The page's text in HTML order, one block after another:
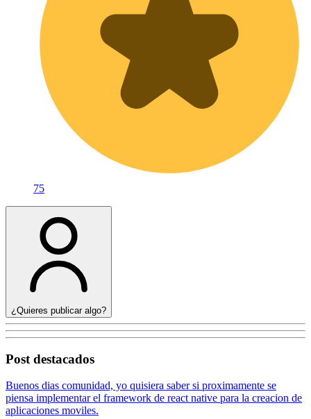
75
¿Quieres publicar algo?
Post destacados
Buenos dias comunidad, yo quisiera saber si proximamente se
piensa implementar el framework de react native para la creacion de
aplicaciones moviles.